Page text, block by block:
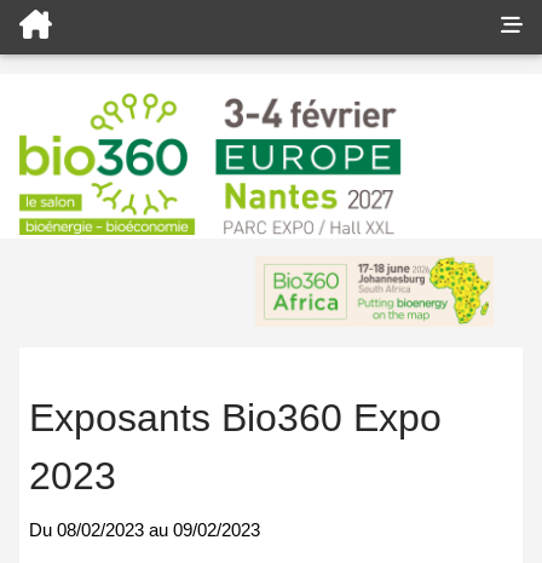
Exposants Bio360 Expo
2023
Du 08/02/2023 au 09/02/2023